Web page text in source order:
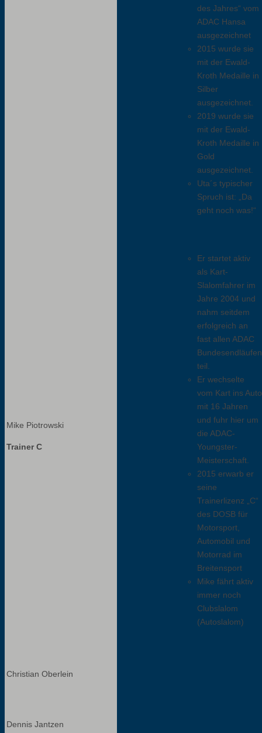
des Jahres“ vom
ADAC Hansa
ausgezeichnet
2015 wurde sie
mit der Ewald-
Kroth Medaille in
Silber
ausgezeichnet.
2019 wurde sie
mit der Ewald-
Kroth Medaille in
Gold
ausgezeichnet.
Uta´s typischer
Spruch ist: „Da
geht noch was!“
Mike Piotrowski
Trainer C
Er startet aktiv
als Kart-
Slalomfahrer im
Jahre 2004 und
nahm seitdem
erfolgreich an
fast allen ADAC
Bundesendläufen
teil.
Er wechselte
vom Kart ins Auto
mit 16 Jahren
und fuhr hier um
die ADAC-
Youngster-
Meisterschaft.
2015 erwarb er
seine
Trainerlizenz „C“
des DOSB für
Motorsport,
Automobil und
Motorrad im
Breitensport
Mike fährt aktiv
immer noch
Clubslalom
(Autoslalom)
Christian Oberlein
Dennis Jantzen